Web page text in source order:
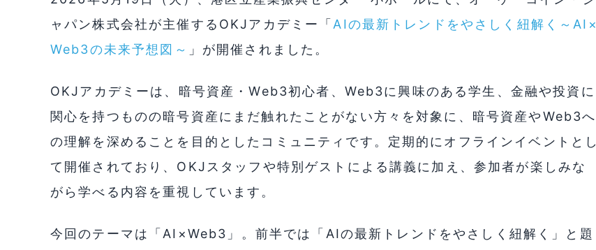
ャパン株式会社が主催するOKJアカデミー「AIの最新トレンドをやさしく紐解く～AI×
Web3の未来予想図～ 」が開催されました。
OKJアカデミーは、暗号資産・Web3初心者、Web3に興味のある学生、金融や投資に
関心を持つものの暗号資産にまだ触れたことがない方々を対象に、暗号資産やWeb3へ
の理解を深めることを目的としたコミュニティです。定期的にオフラインイベントとし
て開催されており、OKJスタッフや特別ゲストによる講義に加え、参加者が楽しみな
がら学べる内容を重視しています。
今回のテーマは「AI×Web3」。前半では「AIの最新トレンドをやさしく紐解く」と題